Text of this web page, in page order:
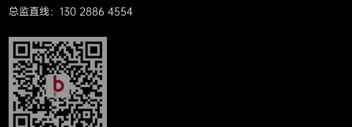
总监直线：130 2886 4554